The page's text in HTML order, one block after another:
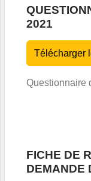
2021
Télécharger
Questionnaire
FICHE DE
DEMANDE